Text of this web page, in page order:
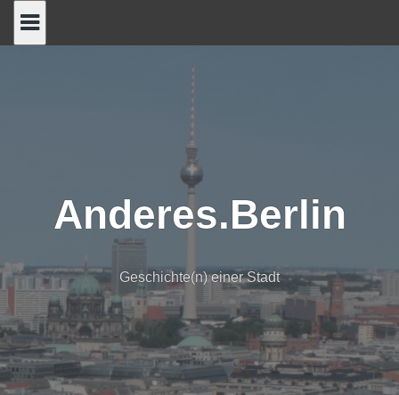
Anderes.Berlin
Geschichte(n) einer Stadt